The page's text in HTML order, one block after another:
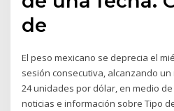
de
El peso mexicano se deprecia el
sesión consecutiva, alcanzando
24 unidades por dólar, en medio
noticias e información sobre Tipo